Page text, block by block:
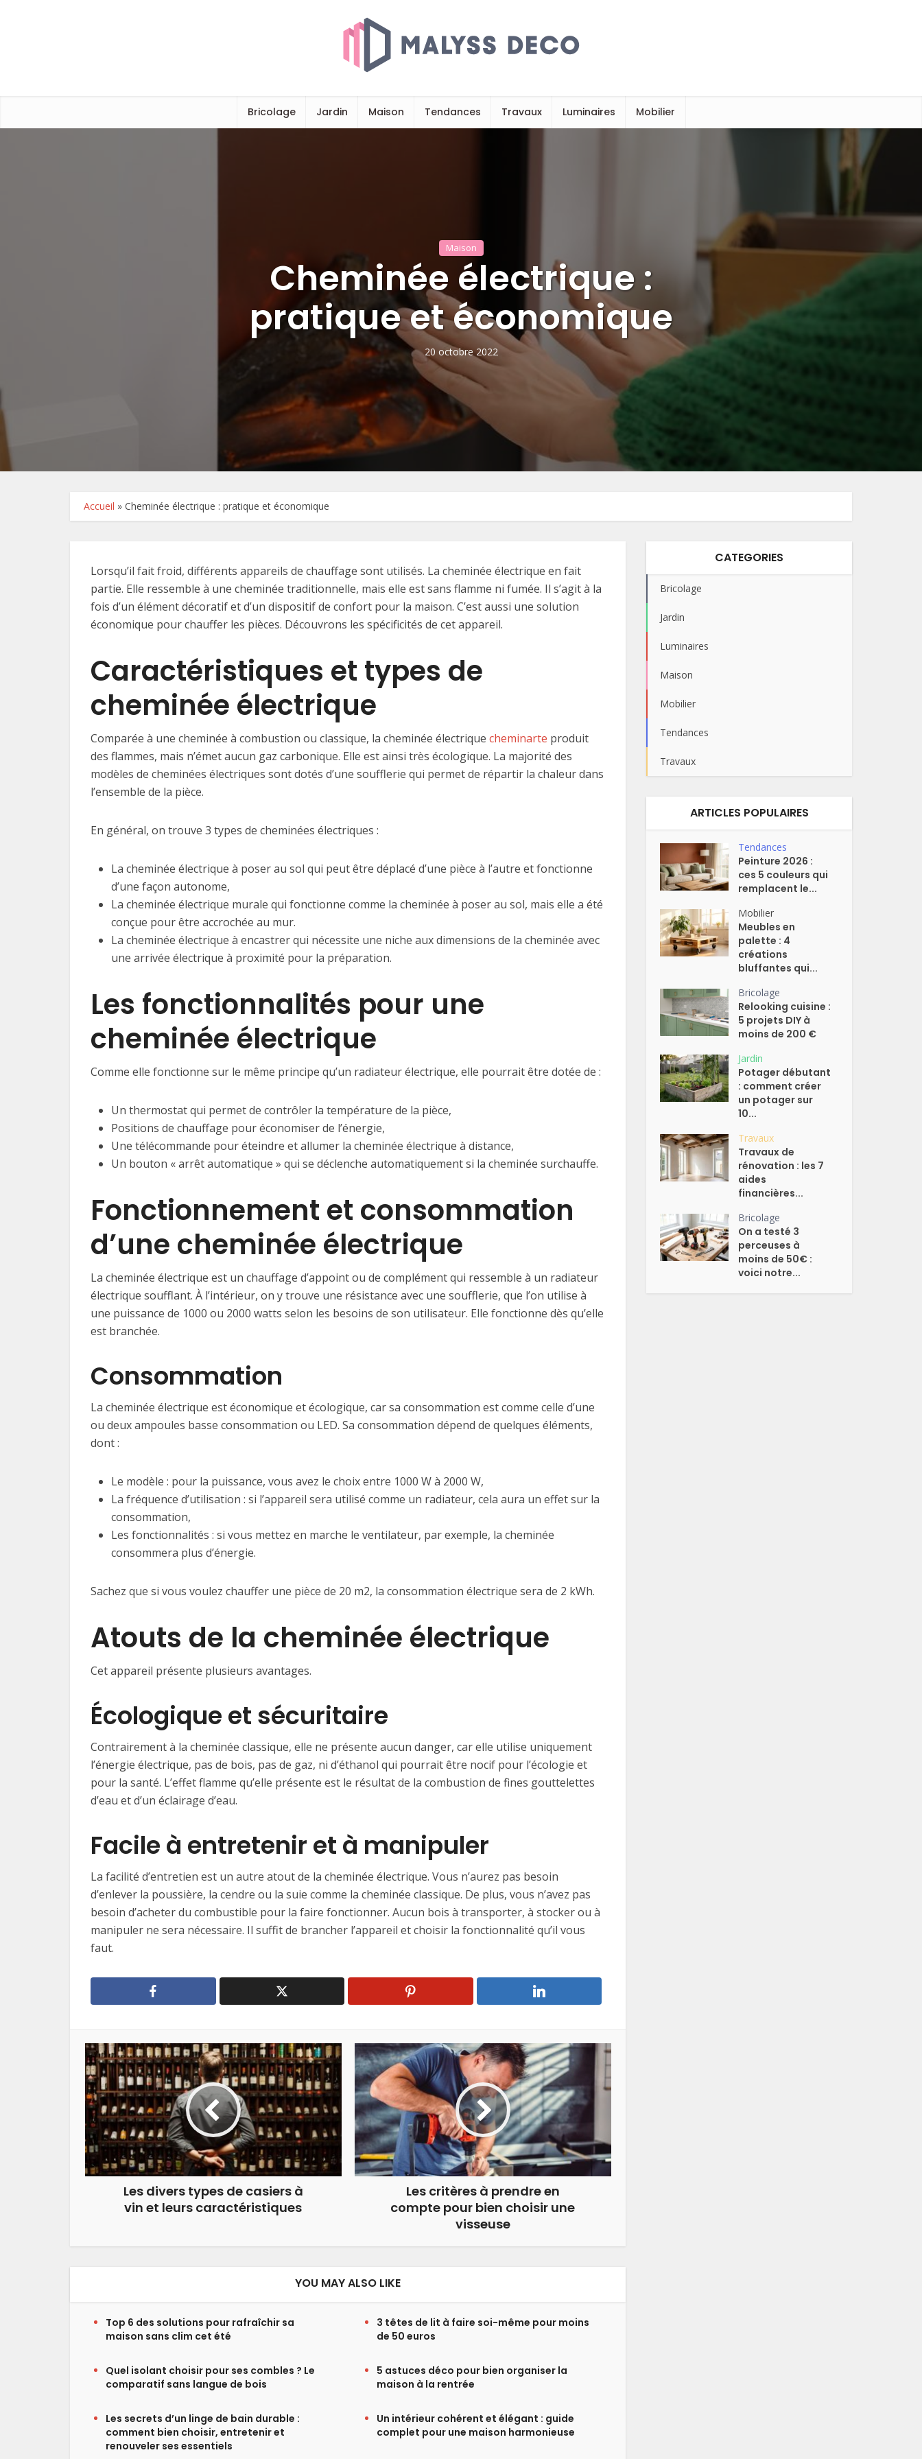
Bricolage Jardin Maison Tendances Travaux Luminaires Mobilier
Maison
Cheminée électrique :
pratique et économique
20 octobre 2022
Accueil » Cheminée électrique : pratique et économique
Lorsqu’il fait froid, différents appareils de chauffage sont utilisés. La cheminée électrique en fait
partie. Elle ressemble à une cheminée traditionnelle, mais elle est sans flamme ni fumée. Il s’agit à la
fois d’un élément décoratif et d’un dispositif de confort pour la maison. C’est aussi une solution
économique pour chauffer les pièces. Découvrons les spécificités de cet appareil.
Caractéristiques et types de
cheminée électrique
Comparée à une cheminée à combustion ou classique, la cheminée électrique cheminarte produit
des flammes, mais n’émet aucun gaz carbonique. Elle est ainsi très écologique. La majorité des
modèles de cheminées électriques sont dotés d’une soufflerie qui permet de répartir la chaleur dans
l’ensemble de la pièce.
En général, on trouve 3 types de cheminées électriques :
La cheminée électrique à poser au sol qui peut être déplacé d’une pièce à l’autre et fonctionne
d’une façon autonome,
La cheminée électrique murale qui fonctionne comme la cheminée à poser au sol, mais elle a été
conçue pour être accrochée au mur.
La cheminée électrique à encastrer qui nécessite une niche aux dimensions de la cheminée avec
une arrivée électrique à proximité pour la préparation.
Les fonctionnalités pour une
cheminée électrique
Comme elle fonctionne sur le même principe qu’un radiateur électrique, elle pourrait être dotée de :
Un thermostat qui permet de contrôler la température de la pièce,
Positions de chauffage pour économiser de l’énergie,
Une télécommande pour éteindre et allumer la cheminée électrique à distance,
Un bouton « arrêt automatique » qui se déclenche automatiquement si la cheminée surchauffe.
Fonctionnement et consommation
d’une cheminée électrique
La cheminée électrique est un chauffage d’appoint ou de complément qui ressemble à un radiateur
électrique soufflant. À l’intérieur, on y trouve une résistance avec une soufflerie, que l’on utilise à
une puissance de 1000 ou 2000 watts selon les besoins de son utilisateur. Elle fonctionne dès qu’elle
est branchée.
Consommation
La cheminée électrique est économique et écologique, car sa consommation est comme celle d’une
ou deux ampoules basse consommation ou LED. Sa consommation dépend de quelques éléments,
dont :
Le modèle : pour la puissance, vous avez le choix entre 1000 W à 2000 W,
La fréquence d’utilisation : si l’appareil sera utilisé comme un radiateur, cela aura un effet sur la
consommation,
Les fonctionnalités : si vous mettez en marche le ventilateur, par exemple, la cheminée
consommera plus d’énergie.
Sachez que si vous voulez chauffer une pièce de 20 m2, la consommation électrique sera de 2 kWh.
Atouts de la cheminée électrique
Cet appareil présente plusieurs avantages.
Écologique et sécuritaire
Contrairement à la cheminée classique, elle ne présente aucun danger, car elle utilise uniquement
l’énergie électrique, pas de bois, pas de gaz, ni d’éthanol qui pourrait être nocif pour l’écologie et
pour la santé. L’effet flamme qu’elle présente est le résultat de la combustion de fines gouttelettes
d’eau et d’un éclairage d’eau.
Facile à entretenir et à manipuler
La facilité d’entretien est un autre atout de la cheminée électrique. Vous n’aurez pas besoin
d’enlever la poussière, la cendre ou la suie comme la cheminée classique. De plus, vous n’avez pas
besoin d’acheter du combustible pour la faire fonctionner. Aucun bois à transporter, à stocker ou à
manipuler ne sera nécessaire. Il suffit de brancher l’appareil et choisir la fonctionnalité qu’il vous
faut.
Les divers types de casiers à
vin et leurs caractéristiques
Les critères à prendre en
compte pour bien choisir une
visseuse
YOU MAY ALSO LIKE
Top 6 des solutions pour rafraîchir sa
maison sans clim cet été
3 têtes de lit à faire soi-même pour moins
de 50 euros
Quel isolant choisir pour ses combles ? Le
comparatif sans langue de bois
5 astuces déco pour bien organiser la
maison à la rentrée
Les secrets d’un linge de bain durable :
comment bien choisir, entretenir et
renouveler ses essentiels
Un intérieur cohérent et élégant : guide
complet pour une maison harmonieuse
CATEGORIES
Bricolage
Jardin
Luminaires
Maison
Mobilier
Tendances
Travaux
ARTICLES POPULAIRES
Tendances
Peinture 2026 :
ces 5 couleurs qui
remplacent le...
Mobilier
Meubles en
palette : 4
créations
bluffantes qui...
Bricolage
Relooking cuisine :
5 projets DIY à
moins de 200 €
Jardin
Potager débutant
: comment créer
un potager sur
10...
Travaux
Travaux de
rénovation : les 7
aides
financières...
Bricolage
On a testé 3
perceuses à
moins de 50€ :
voici notre...